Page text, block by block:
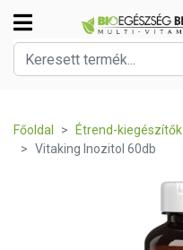
Főoldal Étrend-kiegészítők
Vitaking Inozitol 60db